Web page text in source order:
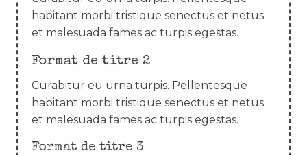
habitant morbi tristique senectus et netus
et malesuada fames ac turpis egestas.
Format de titre 2
Curabitur eu urna turpis. Pellentesque
habitant morbi tristique senectus et netus
et malesuada fames ac turpis egestas.
Format de titre 3